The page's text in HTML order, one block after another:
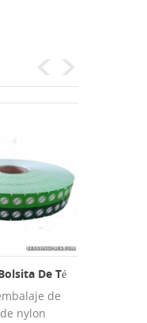
De Té
de
nylon